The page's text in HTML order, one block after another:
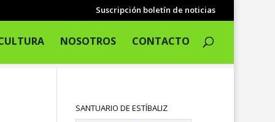
Suscripción boletín de noticias
NOSOTROS CONTACTO
SANTUARIO DE ESTÍBALIZ